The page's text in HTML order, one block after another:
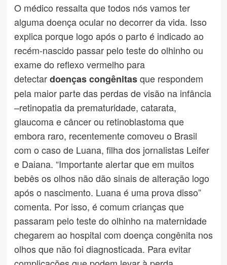
O médico ressalta que todos nós vamos ter
alguma doença ocular no decorrer da vida. Isso
explica porque logo após o parto é indicado ao
recém-nascido passar pelo teste do olhinho ou
exame do reflexo vermelho para
detectardoenças congênitasque respondem
pela maior parte das perdas de visão na infância
–retinopatia da prematuridade, catarata,
glaucoma e câncer ou retinoblastoma que
embora raro, recentemente comoveu o Brasil
com o caso de Luana, filha dos jornalistas Leifer
e Daiana. “Importante alertar que em muitos
bebês os olhos não dão sinais de alteração logo
após o nascimento. Luana é uma prova disso”
comenta. Por isso, é comum crianças que
passaram pelo teste do olhinho na maternidade
chegarem ao hospital com doença congênita nos
olhos que não foi diagnosticada. Para evitar